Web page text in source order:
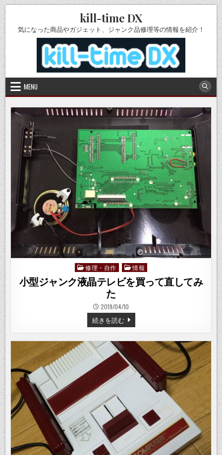
Skip
to
content
kill-time DX
気になった商品やガジェット、ジャンク品修理等の情報を紹介！
MENU
Posted
in
修理・自作 情報
小型ジャンク液晶テレビを買って直してみ
た
2019/04/10
続きを読む小
型
ジ
ク
液
晶
テ
っ
て
直
て
み